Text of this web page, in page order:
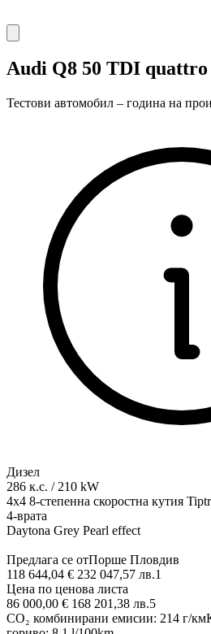
Audi Q8 50 TDI quattro
Тестови автомобил – година на
Дизел
286 к.с. / 210 kW
4x4 8-степенна скоростна кутия
4-врата
Daytona Grey Pearl effect
Предлага се отПорше Пловдив
118 644,04 € 232 047,57 лв.1
Цена по ценова листа
86 000,00 € 168 201,38 лв.5
CO₂ комбинирани емисии: 214 г/км